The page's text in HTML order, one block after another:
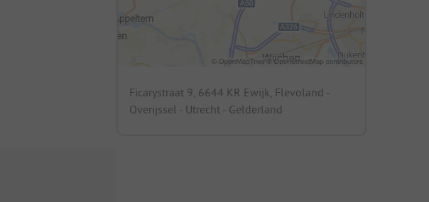
Ficarystraat 9, 6644 KR Ewijk, Flevoland -
Overijssel - Utrecht - Gelderland